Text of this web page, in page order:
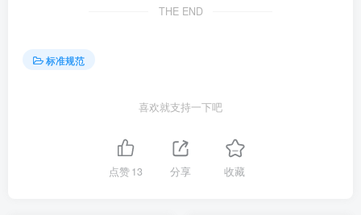
THE END
标准规范
喜欢就支持一下吧
点赞13 分享 收藏